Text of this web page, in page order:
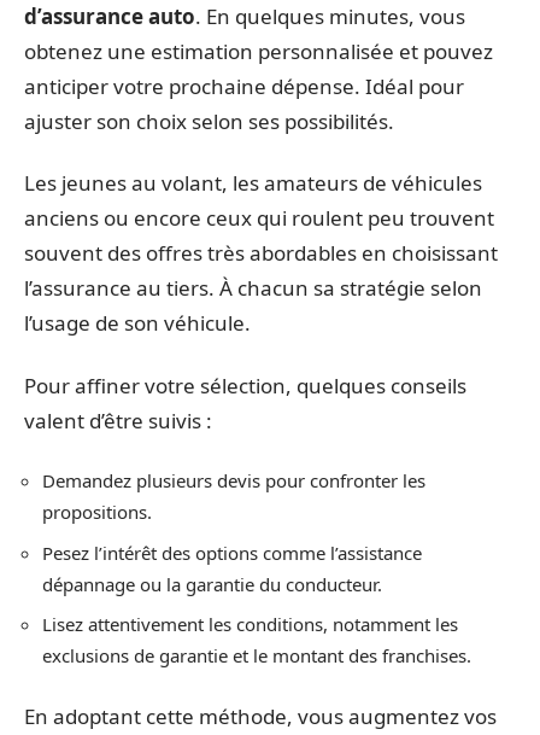
d’assurance auto. En quelques minutes, vous
obtenez une estimation personnalisée et pouvez
anticiper votre prochaine dépense. Idéal pour
ajuster son choix selon ses possibilités.
Les jeunes au volant, les amateurs de véhicules
anciens ou encore ceux qui roulent peu trouvent
souvent des offres très abordables en choisissant
l’assurance au tiers. À chacun sa stratégie selon
l’usage de son véhicule.
Pour affiner votre sélection, quelques conseils
valent d’être suivis :
Demandez plusieurs devis pour confronter les
propositions.
Pesez l’intérêt des options comme l’assistance
dépannage ou la garantie du conducteur.
Lisez attentivement les conditions, notamment les
exclusions de garantie et le montant des franchises.
En adoptant cette méthode, vous augmentez vos